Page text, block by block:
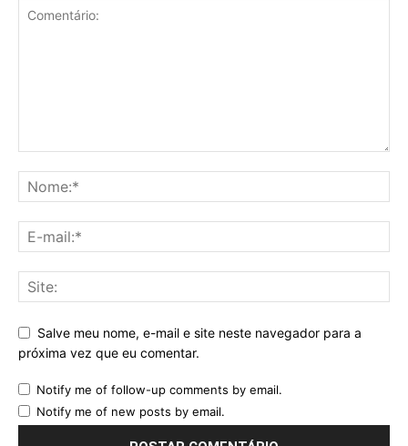
Salve meu nome, e-mail e site neste navegador para a
próxima vez que eu comentar.
Notify me of follow-up comments by email.
Notify me of new posts by email.